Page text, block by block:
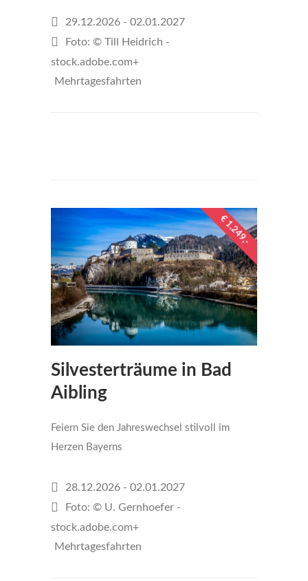
29.12.2026 - 02.01.2027
Foto: © Till Heidrich -
stock.adobe.com+
Mehrtagesfahrten
€ 1.249,-
Silvesterträume in Bad
Aibling
Feiern Sie den Jahreswechsel stilvoll im
Herzen Bayerns
28.12.2026 - 02.01.2027
Foto: © U. Gernhoefer -
stock.adobe.com+
Mehrtagesfahrten